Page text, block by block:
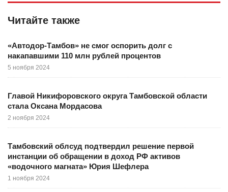
Читайте также
«Автодор-Тамбов» не смог оспорить долг с
накапавшими 110 млн рублей процентов
5 ноября 2024
Главой Никифоровского округа Тамбовской области
стала Оксана Мордасова
2 ноября 2024
Тамбовский облсуд подтвердил решение первой
инстанции об обращении в доход РФ активов
«водочного магната» Юрия Шефлера
1 ноября 2024